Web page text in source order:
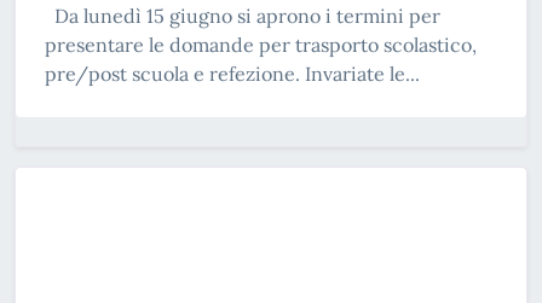
Da lunedì 15 giugno si aprono i termini per
presentare le domande per trasporto scolastico,
pre/post scuola e refezione. Invariate le...